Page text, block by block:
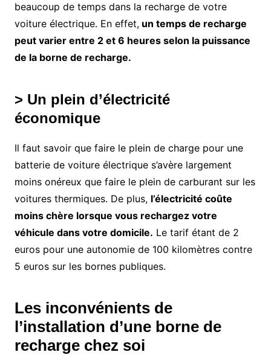
beaucoup de temps dans la recharge de votre
voiture électrique. En effet,un temps de recharge
peut varier entre 2 et 6 heures selon la puissance
de la borne de recharge.
> Un plein d’électricité
économique
Il faut savoir que faire le plein de charge pour une
batterie de voiture électrique s’avère largement
moins onéreux que faire le plein de carburant sur les
voitures thermiques. De plus, l’électricité coûte
moins chère lorsque vous rechargez votre
véhicule dans votre domicile. Le tarif étant de 2
euros pour une autonomie de 100 kilomètres contre
5 euros sur les bornes publiques.
Les inconvénients de
l’installation d’une borne de
recharge chez soi